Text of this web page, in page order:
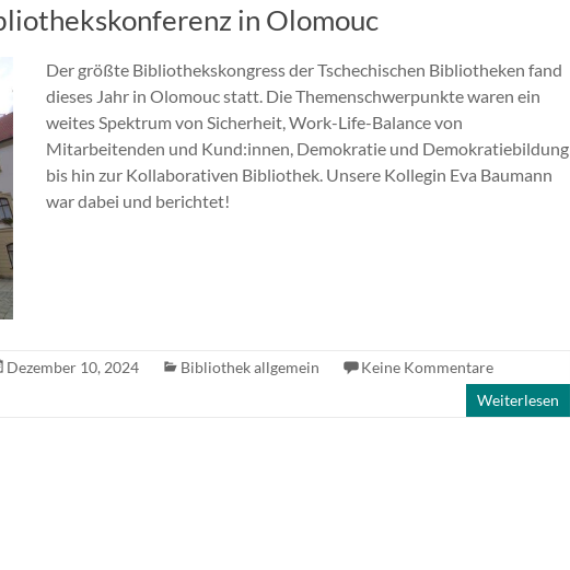
in Olomouc
Der größte Bibliothekskongress der Tschechischen Bibliotheken fand
dieses Jahr in Olomouc statt. Die Themenschwerpunkte waren ein
weites Spektrum von Sicherheit, Work-Life-Balance von
Mitarbeitenden und Kund:innen, Demokratie und Demokratiebildung
bis hin zur Kollaborativen Bibliothek. Unsere Kollegin Eva Baumann
war dabei und berichtet!
Dezember 10, 2024 Bibliothek allgemein
Keine Kommentare
Weiterlesen